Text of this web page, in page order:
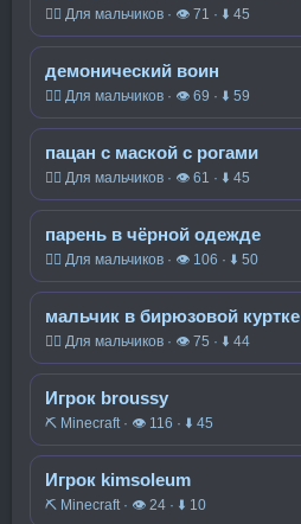
🧍‍♂️ Для мальчиков · 👁 71 · ⬇ 45
демонический воин
🧍‍♂️ Для мальчиков · 👁 69 · ⬇ 59
пацан с маской с рогами
🧍‍♂️ Для мальчиков · 👁 61 · ⬇ 45
парень в чёрной одежде
🧍‍♂️ Для мальчиков · 👁 106 · ⬇ 50
мальчик в бирюзовой куртке
🧍‍♂️ Для мальчиков · 👁 75 · ⬇ 44
Игрок broussy
⛏️ Minecraft · 👁 116 · ⬇ 45
Игрок kimsoleum
⛏️ Minecraft · 👁 24 · ⬇ 10